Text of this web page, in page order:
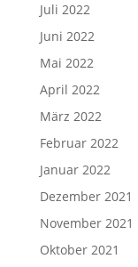
Juli 2022
Juni 2022
Mai 2022
April 2022
März 2022
Februar 2022
Januar 2022
Dezember 2021
November 2021
Oktober 2021